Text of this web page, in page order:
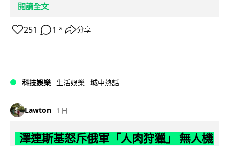
閱讀全文
251 1 ↗ 分享
科技娛樂 生活娛樂 城中熱話
Lawton 1 日
澤連斯基怒斥俄軍「人肉狩獵」 無人機